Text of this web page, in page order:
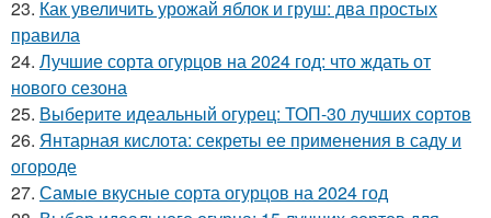
23. Как увеличить урожай яблок и груш: два простых
правила
24. Лучшие сорта огурцов на 2024 год: что ждать от
нового сезона
25. Выберите идеальный огурец: ТОП-30 лучших сортов
26. Янтарная кислота: секреты ее применения в саду и
огороде
27. Самые вкусные сорта огурцов на 2024 год